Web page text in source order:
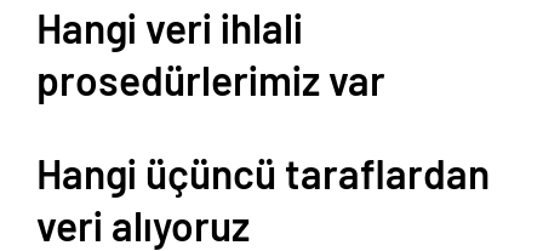
Hangi veri ihlali
prosedürlerimiz var
Hangi üçüncü taraflardan
veri alıyoruz